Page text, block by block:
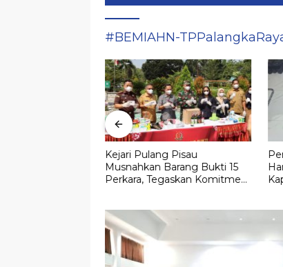
#BEMIAHN-
Kejari Pulang Pisau
Musnahkan Barang Bukti 15
Perkara, Tegaskan Komitmen